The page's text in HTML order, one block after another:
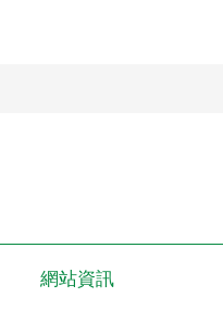
網站資訊